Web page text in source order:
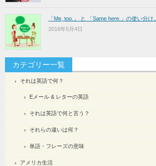
「Me, too.」 と 「Same here.」の使い分け
2016年5月4日
カテゴリー一覧
それは英語で何？
Eメール & レターの英語
それは英語で何と言う？
それらの違いは何？
単語・フレーズの意味
アメリカ生活